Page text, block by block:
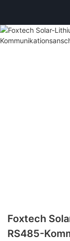
Foxtech
RS485-